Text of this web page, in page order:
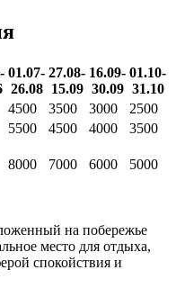
01.07-
26.08
27.08-
15.09
16.09-
30.09
01.10-
31.10
4500 3500 3000
2500
5500 4500 4000
3500
8000 7000 6000 5000
на побережье
место для отдыха,
спокойствия и